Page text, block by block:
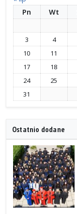
Pn
Wt
3
4
10
11
17
18
24
25
31
Ostatnio dodane